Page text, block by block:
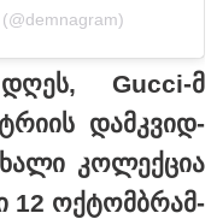
სასურველი
Gucci-მ
დამ­კვიდ­
კო­ლექ­ცია
12 ოქ­ტომ­ბრამ­